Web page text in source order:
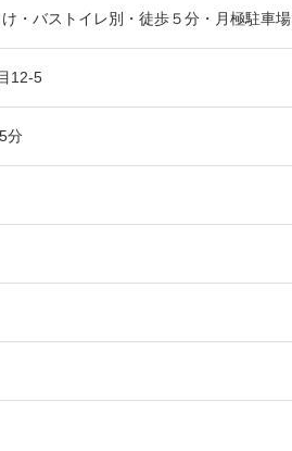
・バストイレ別・徒歩５分・月極駐車場
12-5
分